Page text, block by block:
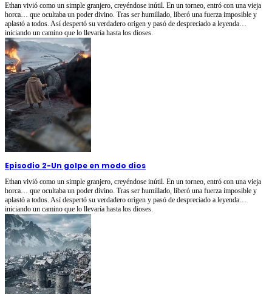
Ethan vivió como un simple granjero, creyéndose inútil. En un torneo, entró con una vieja
horca… que ocultaba un poder divino. Tras ser humillado, liberó una fuerza imposible y
aplastó a todos. Así despertó su verdadero origen y pasó de despreciado a leyenda…
iniciando un camino que lo llevaría hasta los dioses.
Episodio 2-Un golpe en modo dios
Ethan vivió como un simple granjero, creyéndose inútil. En un torneo, entró con una vieja
horca… que ocultaba un poder divino. Tras ser humillado, liberó una fuerza imposible y
aplastó a todos. Así despertó su verdadero origen y pasó de despreciado a leyenda…
iniciando un camino que lo llevaría hasta los dioses.